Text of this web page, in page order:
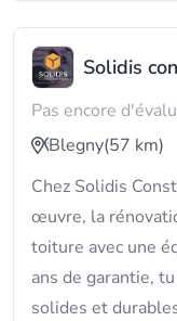
Solidis
Pas encore
Blegny(57 km)
Chez Solidis
œuvre, la
toiture avec une
ans de garantie,
solides et